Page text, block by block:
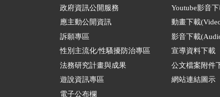
政府資訊公開服務
應主動公開資訊
訴願專區
性別主流化/性騷擾防治專區
法務研究計畫與成果
遊說資訊專區
電子公布欄
Youtube影音
動畫下載
影音下載
宣導資料下載
公文檔案附件
網站連結圖示